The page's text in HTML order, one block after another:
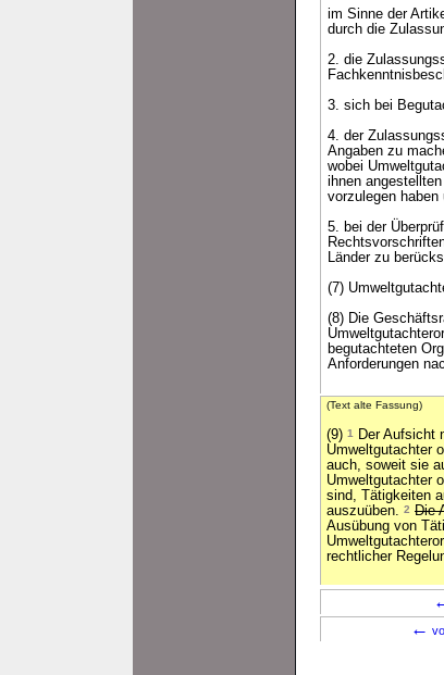
im Sinne der
durch die
2. die
3. sich bei
4. der
Angaben zu
wobei
ihnen
vorzulegen haben
5. bei der
Länder zu
(7)
(8) Die
begutachteten
Anforderungen
(Text alte Fassung)
(9) 1
Der Aufsicht
Umweltgutachter
auch, soweit sie
Umweltgutachter
sind, Tätigkeiten
auszuüben. 2 Die
Ausübung von
rechtlicher
←